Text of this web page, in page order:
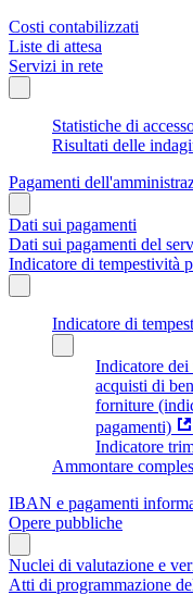
Costi contabilizzati
Liste di attesa
Servizi in rete
Statistiche di
Risultati delle
Pagamenti
Dati sui pagamenti
Dati sui pagamenti del
Indicatore di tempestività
Indicatore di
Indicatore
acquisti di
forniture
pagamenti)
Indicatore
Ammontare
IBAN e pagamenti
Opere pubbliche
Nuclei di valutazione e
Atti di programmazione